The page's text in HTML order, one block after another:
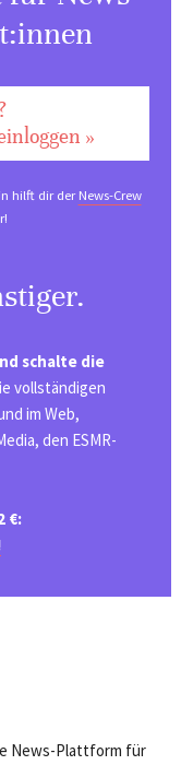
»
hilft dir derNews-Crew
schalte die
vollständigen
im Web,
den ESMR-
€:
News-Plattform für